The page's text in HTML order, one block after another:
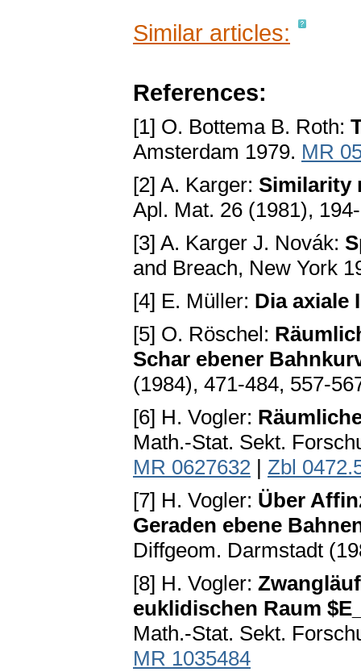
Similar articles:
References:
[1] O. Bottema B. Roth:
Amsterdam 1979. MR
[2] A. Karger: Similarity
Apl. Mat. 26 (1981),
[3] A. Karger J. Novák:
and Breach, New York
[4] E. Müller: Dia axiale
[5] O. Röschel:
Schar ebener
(1984), 471-484, 557-
[6] H. Vogler:
Math.-Stat. Sekt.
MR 0627632 | Zbl
[7] H. Vogler: Über
Geraden ebene
Diffgeom. Darmstadt
[8] H. Vogler:
euklidischen Raum
Math.-Stat. Sekt.
MR 1035484